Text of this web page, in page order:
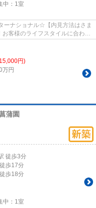
： 1室
ーナショナル☆【内見方法はさま
客様のライフスタイルに合わせ
円)
万円
蒲園
徒歩3分
歩17分
歩18分
： 1室